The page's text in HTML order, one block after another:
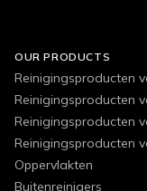
OUR PRODUCTS
Reinigingsproducten
Reinigingsproducten
Reinigingsproducten
Reinigingsproducten
Oppervlakten
Buitenreinigers